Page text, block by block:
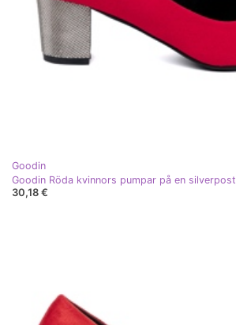
Goodin
Goodin Röda kvinnors pumpar på en silverpost
30,18 €